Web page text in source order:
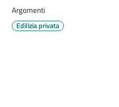
Tutti
gli
argomenti...
Argomenti
Edilizia privata